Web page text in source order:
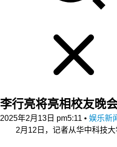
李行亮将亮相校友晚
2025年2月13日 pm5:11 • 娱乐新
2月12日，记者从华中科技大学